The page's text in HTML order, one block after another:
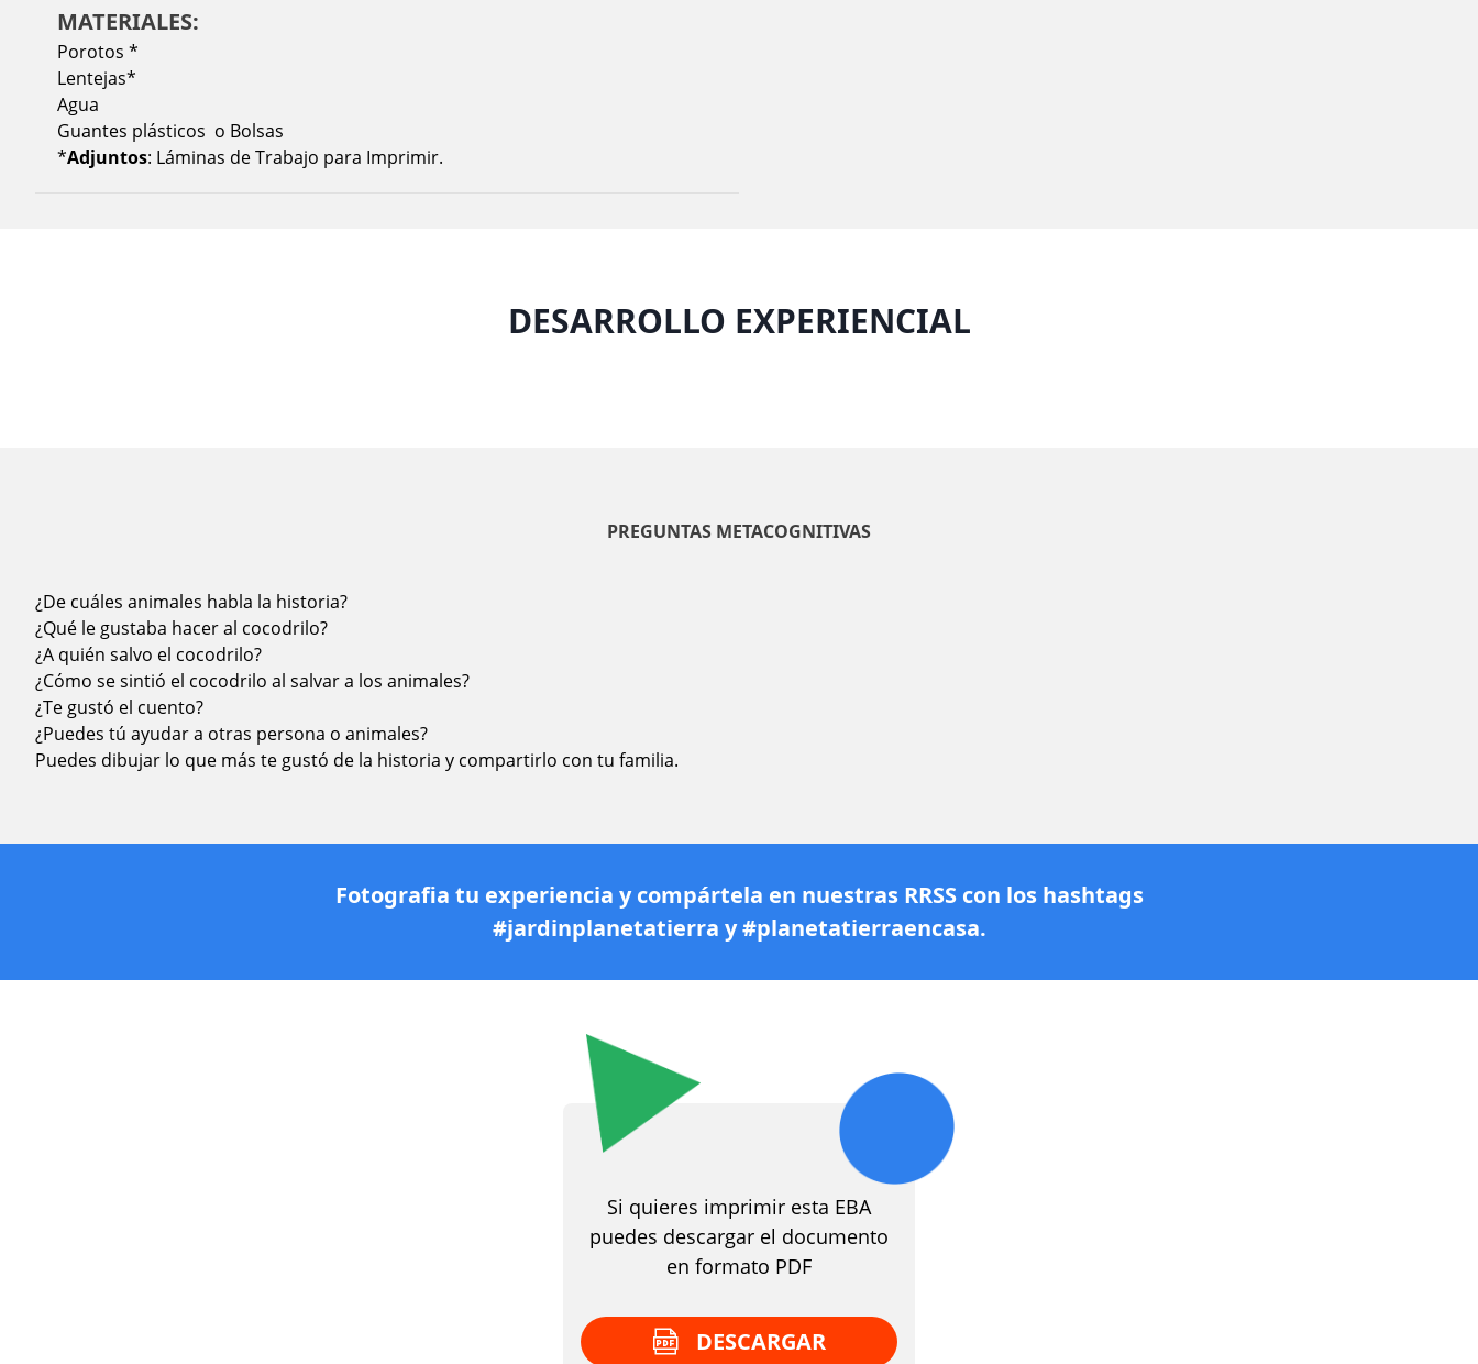
MATERIALES:
Porotos *
Lentejas*
Agua
Guantes plásticos o Bolsas
*Adjuntos: Láminas de Trabajo para Imprimir.
DESARROLLO EXPERIENCIAL
PREGUNTAS METACOGNITIVAS
¿De cuáles animales habla la historia?
¿Qué le gustaba hacer al cocodrilo?
¿A quién salvo el cocodrilo?
¿Cómo se sintió el cocodrilo al salvar a los animales?
¿Te gustó el cuento?
¿Puedes tú ayudar a otras persona o animales?
Puedes dibujar lo que más te gustó de la historia y compartirlo con tu familia.
Fotografia tu experiencia y compártela en nuestras RRSS con los hashtags
#jardinplanetatierra y #planetatierraencasa.
Si quieres imprimir esta EBA
puedes descargar el documento
en formato PDF
DESCARGAR